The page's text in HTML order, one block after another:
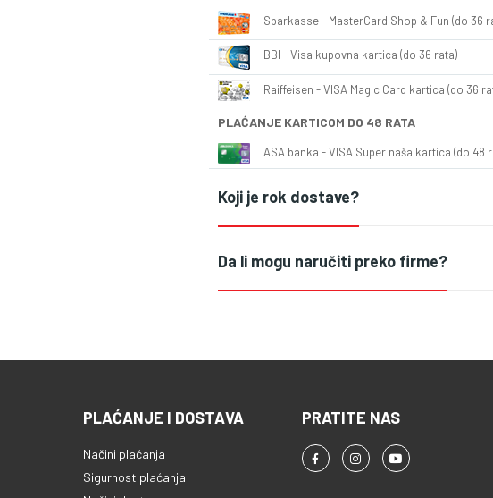
Sparkasse - MasterCard Shop & Fun (do 36
BBI - Visa kupovna kartica (do 36 rata)
Raiffeisen - VISA Magic Card kartica (do 36
PLAĆANJE KARTICOM DO 48 RATA
ASA banka - VISA Super naša kartica (do 48
Koji je rok dostave?
Da li mogu naručiti preko firme?
PLAĆANJE I DOSTAVA
Načini plaćanja
Sigurnost plaćanja
PRATITE NAS